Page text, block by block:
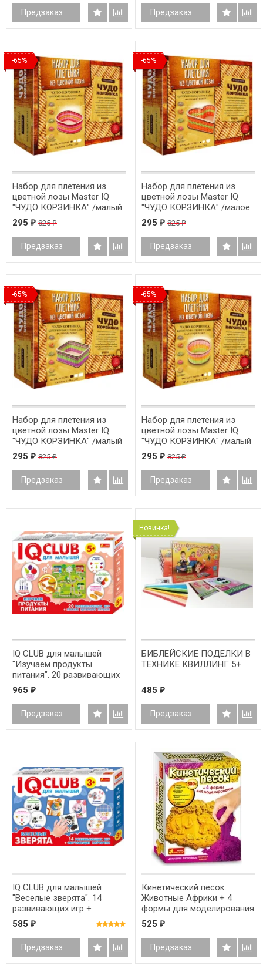
Предзаказ Предзаказ
-65%
Набор для плетения из
цветной лозы Master IQ
"ЧУДО КОРЗИНКА" /малый
овал/
295 ₽ 825₽
Предзаказ
-65%
Набор для плетения из
цветной лозы Master IQ
"ЧУДО КОРЗИНКА" /малое
сердце/
295 ₽ 825₽
Предзаказ
-65%
Набор для плетения из
цветной лозы Master IQ
"ЧУДО КОРЗИНКА" /малый
прямоугольник/
295 ₽ 825₽
Предзаказ
-65%
Набор для плетения из
цветной лозы Master IQ
"ЧУДО КОРЗИНКА" /малый
круг/
295 ₽ 825₽
Предзаказ
IQ CLUB для малышей
"Изучаем продукты
питания". 20 развивающих
игр + правила здорового
питания
965 ₽
Предзаказ
Новинка!
БИБЛЕЙСКИЕ ПОДЕЛКИ В
ТЕХНИКЕ КВИЛЛИНГ 5+
485 ₽
Предзаказ
IQ CLUB для малышей
"Веселые зверята". 14
развивающих игр +
обучающие карточки
585 ₽
Предзаказ
Кинетический песок.
Животные Африки + 4
формы для моделирования
525 ₽
Предзаказ